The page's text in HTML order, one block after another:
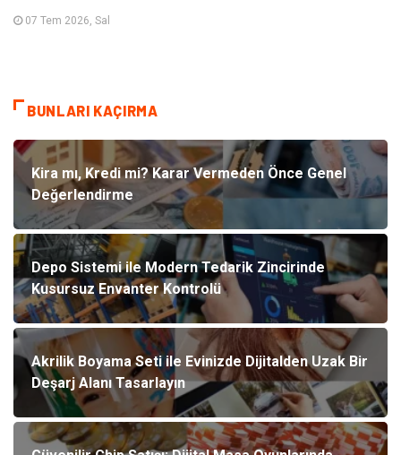
07 Tem 2026, Sal
BUNLARI KAÇIRMA
Kira mı, Kredi mi? Karar Vermeden Önce Genel
Değerlendirme
Depo Sistemi ile Modern Tedarik Zincirinde
Kusursuz Envanter Kontrolü
Akrilik Boyama Seti ile Evinizde Dijitalden Uzak Bir
Deşarj Alanı Tasarlayın